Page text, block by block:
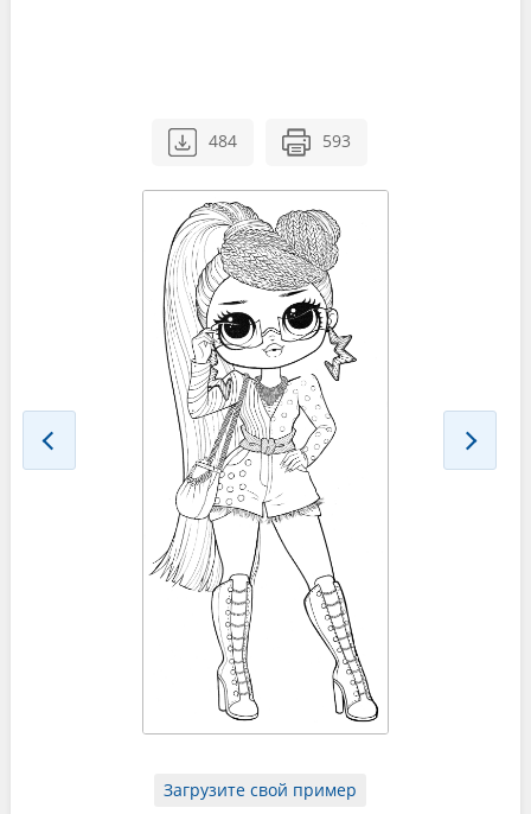
484 593
Загрузите свой пример